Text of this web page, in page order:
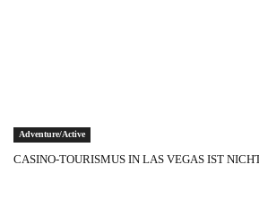
Adventure/Active
CASINO-TOURISMUS IN LAS VEGAS IST